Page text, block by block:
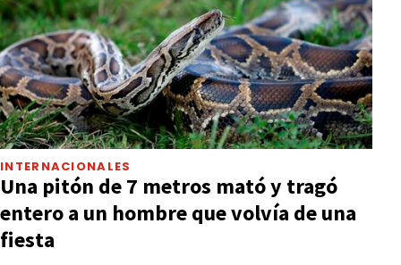
INTERNACIONALES
Una pitón de 7 metros mató y tragó
entero a un hombre que volvía de una
fiesta